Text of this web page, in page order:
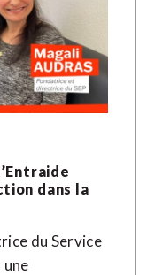
dans la
du Service